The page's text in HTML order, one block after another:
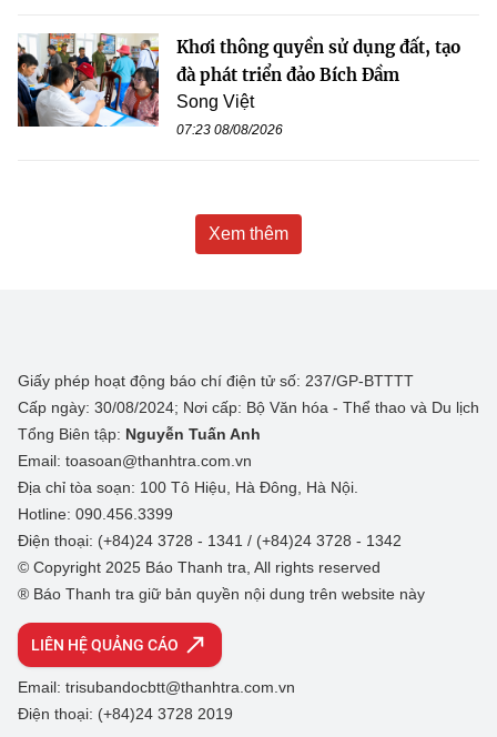
Khơi thông quyền sử dụng đất, tạo
đà phát triển đảo Bích Đầm
Song Việt
07:23 08/08/2026
Xem thêm
Giấy phép hoạt động báo chí điện tử số: 237/GP-BTTTT
Cấp ngày: 30/08/2024; Nơi cấp: Bộ Văn hóa - Thể thao và Du lịch
Tổng Biên tập: Nguyễn Tuấn Anh
Email: toasoan@thanhtra.com.vn
Địa chỉ tòa soạn: 100 Tô Hiệu, Hà Đông, Hà Nội.
Hotline: 090.456.3399
Điện thoại: (+84)24 3728 - 1341 / (+84)24 3728 - 1342
© Copyright 2025 Báo Thanh tra, All rights reserved
® Báo Thanh tra giữ bản quyền nội dung trên website này
LIÊN HỆ QUẢNG CÁO
Email: trisubandocbtt@thanhtra.com.vn
Điện thoại: (+84)24 3728 2019